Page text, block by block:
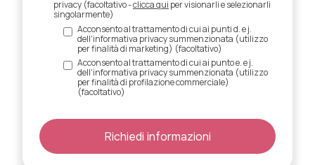
privacy (facoltativo -clicca qui per visionarli e selezionarli
singolarmente)
Acconsento al trattamento di cui ai punti d. e j.
dell'informativa privacy summenzionata (utilizzo
per finalità di marketing) (facoltativo)
Acconsento al trattamento di cui ai punto e. e j.
dell'informativa privacy summenzionata (utilizzo
per finalità di profilazione commerciale)
(facoltativo)